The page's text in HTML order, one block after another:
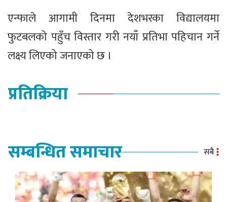
एन्फाले आगामी दिनमा देशभरका विद्यालयमा
फुटबलको पहुँच विस्तार गरी नयाँ प्रतिभा पहिचान गर्ने
लक्ष्य लिएको जनाएको छ ।
प्रतिक्रिया
सम्बन्धित समाचार सबै